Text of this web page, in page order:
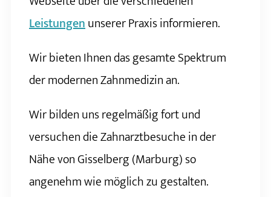
Leistungenunserer Praxis informieren.
Wir bieten Ihnen das gesamte Spektrum
der modernen Zahnmedizin an.
Wir bilden uns regelmäßig fort und
versuchen die Zahnarztbesuche in der
Nähe von Gisselberg (Marburg) so
angenehm wie möglich zu gestalten.